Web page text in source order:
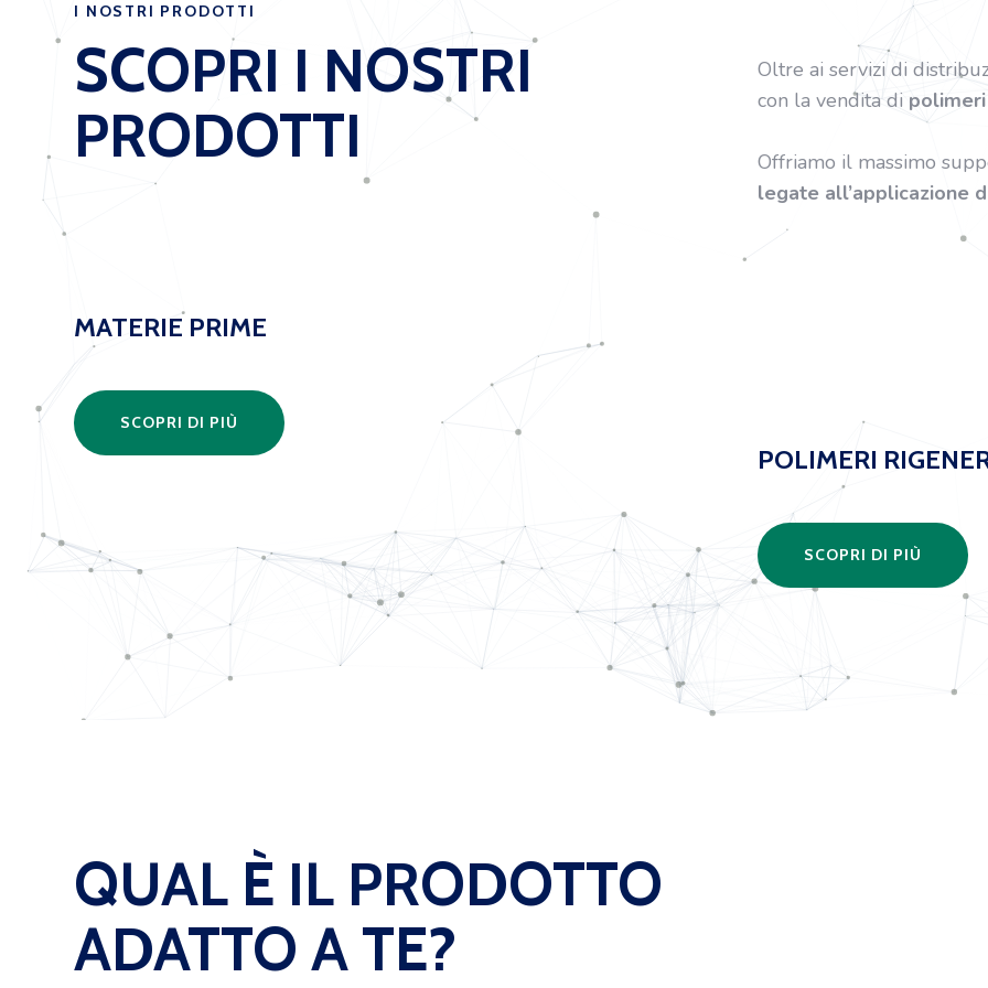
I NOSTRI PRODOTTI
SCOPRI I NOSTRI
PRODOTTI
Oltre ai servizi di
con la vendita di
Offriamo il massimo
legate all’applicazione
MATERIE PRIME
SCOPRI DI PIÙ
POLIMERI
SCOPRI DI PIÙ
QUAL È IL PRODOTTO
ADATTO A TE?